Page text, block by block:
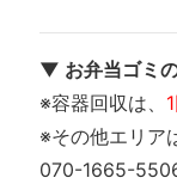
▼ お弁当ゴミ
※容器回収は、
※その他エリア
070-1665-